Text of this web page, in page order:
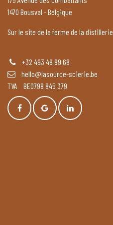
1470 Bousval - Belgique
Sur le site de la ferme de la distillerie
+32 493 48 89 68
hello@lasource-scierie.be
TVA BE0798 845 379